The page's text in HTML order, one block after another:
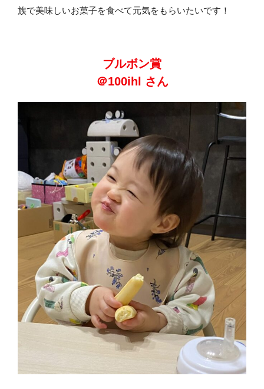
族で美味しいお菓子を食べて元気をもらいたいです！
ブルボン賞
＠100ihl さん